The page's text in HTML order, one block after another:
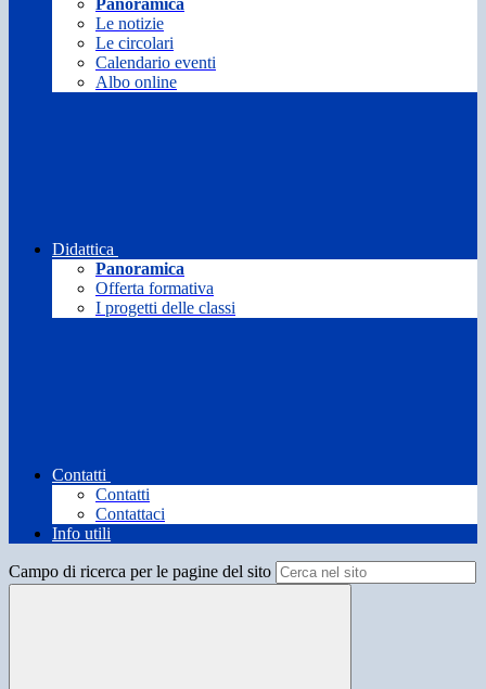
Panoramica
Le notizie
Le circolari
Calendario eventi
Albo online
Didattica
Panoramica
Offerta formativa
I progetti delle classi
Contatti
Contatti
Contattaci
Info utili
Campo di ricerca per le pagine del sito